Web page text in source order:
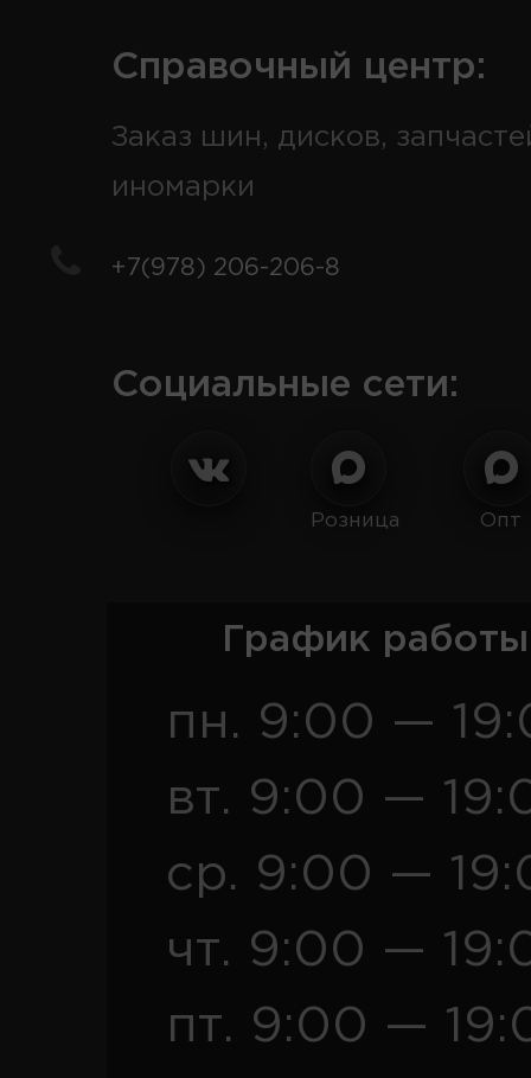
Справочный центр:
Заказ шин, дисков,
иномарки
+7(978) 206-206-8
Социальные сети:
Розница Опт
График
пн. 9:00 —
вт. 9:00 —
ср. 9:00 —
чт. 9:00 —
пт. 9:00 —